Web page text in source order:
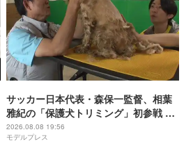
サッカー日本代表・森保一監督、相葉
雅紀の「保護犬トリミング」初参戦 ド
リームチームで心込めて挑む【24時間
テレビ49】
2026.08.08 19:56
モデルプレス